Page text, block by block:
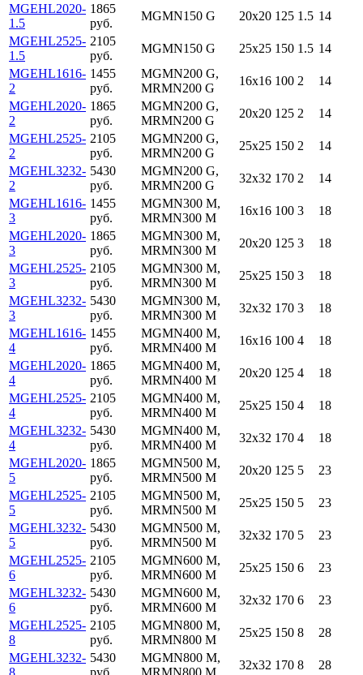
MGEHL2020-
1.5
1865
руб.
MGMN150 G 20x20 125 1.5 14
MGEHL2525-
1.5
2105
руб.
MGMN150 G 25x25 150 1.5 14
MGEHL1616-
2
1455
руб.
MGMN200 G,
MRMN200 G
16x16 100 2
14
MGEHL2020-
2
1865
руб.
MGMN200 G,
MRMN200 G
20x20 125 2
14
MGEHL2525-
2
2105
руб.
MGMN200 G,
MRMN200 G
25x25 150 2
14
MGEHL3232-
2
5430
руб.
MGMN200 G,
MRMN200 G
32x32 170 2
14
MGEHL1616-
3
1455
руб.
MGMN300 M,
MRMN300 M
16x16 100 3
18
MGEHL2020-
3
1865
руб.
MGMN300 M,
MRMN300 M
20x20 125 3
18
MGEHL2525-
3
2105
руб.
MGMN300 M,
MRMN300 M
25x25 150 3
18
MGEHL3232-
3
5430
руб.
MGMN300 M,
MRMN300 M
32x32 170 3
18
MGEHL1616-
4
1455
руб.
MGMN400 M,
MRMN400 M
16x16 100 4
18
MGEHL2020-
4
1865
руб.
MGMN400 M,
MRMN400 M
20x20 125 4
18
MGEHL2525-
4
2105
руб.
MGMN400 M,
MRMN400 M
25x25 150 4
18
MGEHL3232-
4
5430
руб.
MGMN400 M,
MRMN400 M
32x32 170 4
18
MGEHL2020-
5
1865
руб.
MGMN500 M,
MRMN500 M
20x20 125 5
23
MGEHL2525-
5
2105
руб.
MGMN500 M,
MRMN500 M
25x25 150 5
23
MGEHL3232-
5
5430
руб.
MGMN500 M,
MRMN500 M
32x32 170 5
23
MGEHL2525-
6
2105
руб.
MGMN600 M,
MRMN600 M
25x25 150 6
23
MGEHL3232-
6
5430
руб.
MGMN600 M,
MRMN600 M
32x32 170 6
23
MGEHL2525-
8
2105
руб.
MGMN800 M,
MRMN800 M
25x25 150 8
28
MGEHL3232-
8
5430
руб.
MGMN800 M,
MRMN800 M
32x32 170 8 28